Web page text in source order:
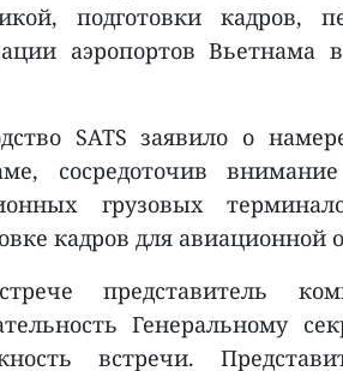
подготовки кадров,
аэропортов Вьетнама
SATS заявило о
сосредоточив
грузовых
кадров для авиационной
представитель
Генеральному
встречи.